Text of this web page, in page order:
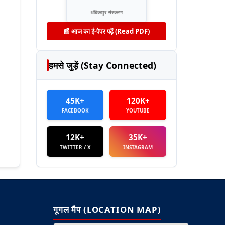
अंबिकापुर संस्करण
📰 आज का ई-पेपर पढ़ें (Read PDF)
हमसे जुड़ें (Stay Connected)
45K+
FACEBOOK
120K+
YOUTUBE
12K+
TWITTER / X
35K+
INSTAGRAM
गूगल मैप (LOCATION MAP)